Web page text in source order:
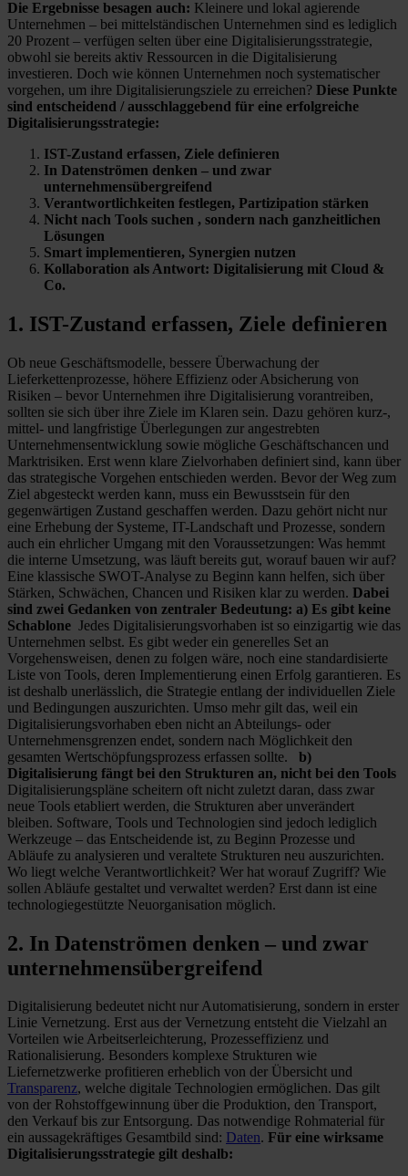
Die Ergebnisse besagen auch: Kleinere und lokal agierende
Unternehmen – bei mittelständischen Unternehmen sind es lediglich
20 Prozent – verfügen selten über eine Digitalisierungsstrategie,
obwohl sie bereits aktiv Ressourcen in die Digitalisierung
investieren. Doch wie können Unternehmen noch systematischer
vorgehen, um ihre Digitalisierungsziele zu erreichen? Diese Punkte
sind entscheidend / ausschlaggebend für eine erfolgreiche
Digitalisierungsstrategie:
IST-Zustand erfassen, Ziele definieren
In Datenströmen denken – und zwar
unternehmensübergreifend
Verantwortlichkeiten festlegen, Partizipation stärken
Nicht nach Tools suchen , sondern nach ganzheitlichen
Lösungen
Smart implementieren, Synergien nutzen
Kollaboration als Antwort: Digitalisierung mit Cloud &
Co.
1. IST-Zustand erfassen, Ziele definieren
Ob neue Geschäftsmodelle, bessere Überwachung der
Lieferkettenprozesse, höhere Effizienz oder Absicherung von
Risiken – bevor Unternehmen ihre Digitalisierung vorantreiben,
sollten sie sich über ihre Ziele im Klaren sein. Dazu gehören kurz-,
mittel- und langfristige Überlegungen zur angestrebten
Unternehmensentwicklung sowie mögliche Geschäftschancen und
Marktrisiken. Erst wenn klare Zielvorhaben definiert sind, kann über
das strategische Vorgehen entschieden werden. Bevor der Weg zum
Ziel abgesteckt werden kann, muss ein Bewusstsein für den
gegenwärtigen Zustand geschaffen werden. Dazu gehört nicht nur
eine Erhebung der Systeme, IT-Landschaft und Prozesse, sondern
auch ein ehrlicher Umgang mit den Voraussetzungen: Was hemmt
die interne Umsetzung, was läuft bereits gut, worauf bauen wir auf?
Eine klassische SWOT-Analyse zu Beginn kann helfen, sich über
Stärken, Schwächen, Chancen und Risiken klar zu werden. Dabei
sind zwei Gedanken von zentraler Bedeutung: a) Es gibt keine
Schablone Jedes Digitalisierungsvorhaben ist so einzigartig wie das
Unternehmen selbst. Es gibt weder ein generelles Set an
Vorgehensweisen, denen zu folgen wäre, noch eine standardisierte
Liste von Tools, deren Implementierung einen Erfolg garantieren. Es
ist deshalb unerlässlich, die Strategie entlang der individuellen Ziele
und Bedingungen auszurichten. Umso mehr gilt das, weil ein
Digitalisierungsvorhaben eben nicht an Abteilungs- oder
Unternehmensgrenzen endet, sondern nach Möglichkeit den
gesamten Wertschöpfungsprozess erfassen sollte.
b)
Digitalisierung fängt bei den Strukturen an, nicht bei den Tools
Digitalisierungspläne scheitern oft nicht zuletzt daran, dass zwar
neue Tools etabliert werden, die Strukturen aber unverändert
bleiben. Software, Tools und Technologien sind jedoch lediglich
Werkzeuge – das Entscheidende ist, zu Beginn Prozesse und
Abläufe zu analysieren und veraltete Strukturen neu auszurichten.
Wo liegt welche Verantwortlichkeit? Wer hat worauf Zugriff? Wie
sollen Abläufe gestaltet und verwaltet werden? Erst dann ist eine
technologiegestützte Neuorganisation möglich.
2. In Datenströmen denken – und zwar
unternehmensübergreifend
Digitalisierung bedeutet nicht nur Automatisierung, sondern in erster
Linie Vernetzung. Erst aus der Vernetzung entsteht die Vielzahl an
Vorteilen wie Arbeitserleichterung, Prozesseffizienz und
Rationalisierung. Besonders komplexe Strukturen wie
Liefernetzwerke profitieren erheblich von der Übersicht und
Transparenz, welche digitale Technologien ermöglichen. Das gilt
von der Rohstoffgewinnung über die Produktion, den Transport,
den Verkauf bis zur Entsorgung. Das notwendige Rohmaterial für
ein aussagekräftiges Gesamtbild sind: Daten. Für eine wirksame
Digitalisierungsstrategie gilt deshalb: